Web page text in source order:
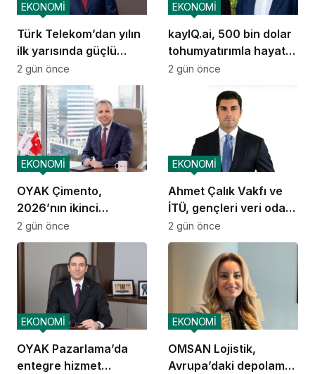
Türk Telekom’dan yılın
ilk yarısında güçlü
performans
EKONOMİ
2 gün önce
kayIQ.ai, 500 bin dolar
tohumyatırımla hayata
geçti
EKONOMİ
2 gün önce
OYAK Çimento,
2026’nın ikinci
çeyreğinde olumlu
performansını
EKONOMİ
2 gün önce
Ahmet Çalık Vakfı ve
İTÜ, gençleri veri odaklı
geleceğe hazırlıyor
EKONOMİ
2 gün önce
OYAK Pazarlama’da
entegre hizmet
EKONOMİ
OMSAN Lojistik,
Avrupa’daki depolama
EKONOMİ